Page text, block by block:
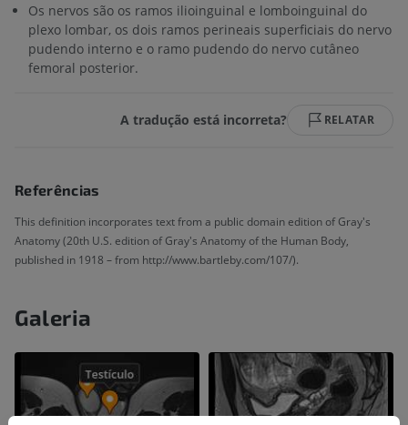
Os nervos são os ramos ilioinguinal e lomboinguinal do
plexo lombar, os dois ramos perineais superficiais do nervo
pudendo interno e o ramo pudendo do nervo cutâneo
femoral posterior.
A tradução está incorreta? RELATAR
Referências
This definition incorporates text from a public domain edition of Gray's
Anatomy (20th U.S. edition of Gray's Anatomy of the Human Body,
published in 1918 – from http://www.bartleby.com/107/).
Galeria